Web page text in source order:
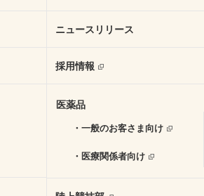
ニュースリリース
採用情報
医薬品
・一般のお客さま向け
・医療関係者向け